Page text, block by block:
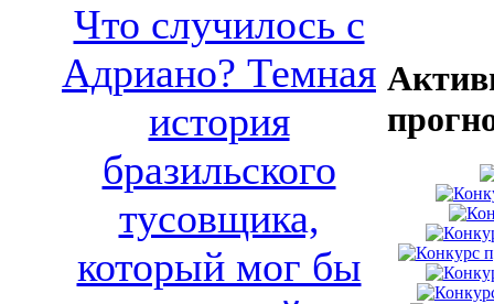
Что случилось с
Адриано? Темная
история
бразильского
тусовщика,
который мог бы